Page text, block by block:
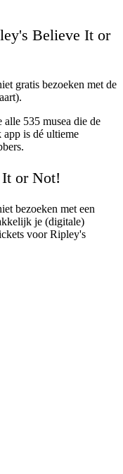
Believe It or
gratis bezoeken met de
alle 535 musea die de
app is dé ultieme
or Not!
bezoeken met een
je (digitale)
voor Ripley's